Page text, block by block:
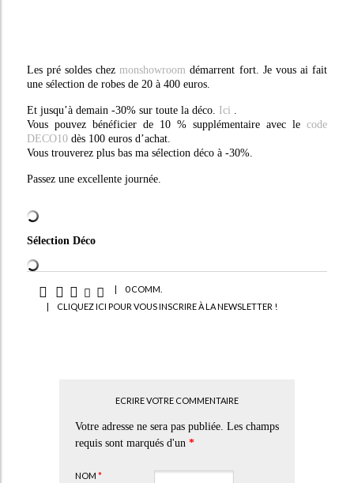
Les pré soldes chez monshowroom démarrent fort. Je vous ai fait
une sélection de robes de 20 à 400 euros.
Et jusqu’à demain -30% sur toute la déco. Ici .
Vous pouvez bénéficier de 10 % supplémentaire avec le code
DECO10dès 100 euros d’achat.
Vous trouverez plus bas ma sélection déco à -30%.
Passez une excellente journée.
Sélection Déco
|
0 COMM.
|
CLIQUEZ ICI POUR VOUS INSCRIRE À LA NEWSLETTER !
ECRIRE VOTRE COMMENTAIRE
Votre adresse ne sera pas publiée. Les champs
requis sont marqués d'un *
NOM *